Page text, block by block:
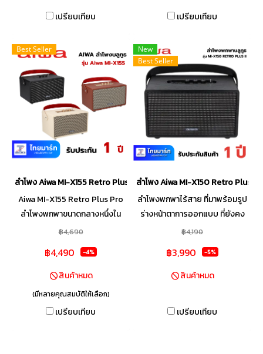
ไมโครโฟนไร้สาย 2 ตัว ทำให้คุณ
อย่างเพลิดเพลิน นอกจากนี้ยังมี
ปุ่มควบคุมแสงไฟในตัวเครื่องที่
ช่วยเสริมสร้างบรรยากาศงาน
ปาร์ตี้ของคุณให้สนุกยิ่งขึ้น
เปรียบเทียบ เปรียบเทียบ
Best Seller
ลำโพง Aiwa MI-X155 Retro Plus Pro Portable Speaker
Aiwa MI-X155 Retro Plus Pro
ลำโพงพกพาขนาดกลางหนึ่งใน
สมาชิกลำโพงซีรีส์ MI-X เจเนอเร
สไตล์คลาสสิกพร้อมสายหิ้วหนัง
อันเป็นเอกลักษณ์ประจำซีรีส์ วัสดุ
และงานประกอบยังคงมีคุณภาพดี
ตามมาตรฐานแบรนด์ญี่ปุ่น โดด
เด่นด้วยพลังเสียง 80W RMS
฿4,690
฿4,490 -4%
สินค้าหมด
(มีหลายคุณสมบัติให้เลือก)
เปรียบเทียบ
New
Best Seller
ลำโพง Aiwa MI-X150 Retro Plus II
ลำโพงพกพาไร้สาย ที่มาพร้อมรูป
ร่างหน้าตาการออกแบบ ที่ยังคง
คาแรคเตอร์ความ Retro,
อย่างครบถ้วน เพิ่มเติมคือส่วน
ของสเปกที่ได้รับการอัพเกรดให้มี
ลำโพงมีขนาดกำลังดีพกพาสะดวก
฿4,190
฿3,990 -5%
สินค้าหมด
เปรียบเทียบ